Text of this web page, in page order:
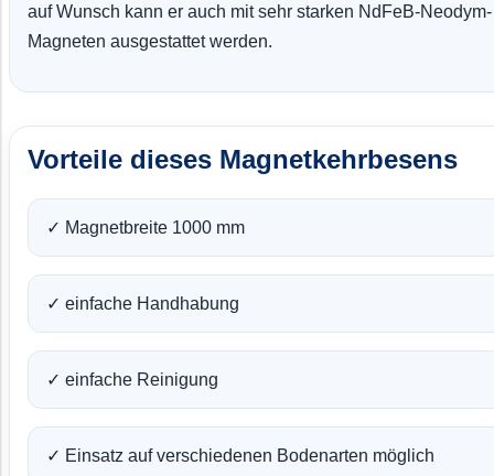
auf Wunsch kann er auch mit sehr starken NdFeB-Neodym-
Magneten ausgestattet werden.
Vorteile dieses Magnetkehrbesens
✓ Magnetbreite 1000 mm
✓ einfache Handhabung
✓ einfache Reinigung
✓ Einsatz auf verschiedenen Bodenarten möglich